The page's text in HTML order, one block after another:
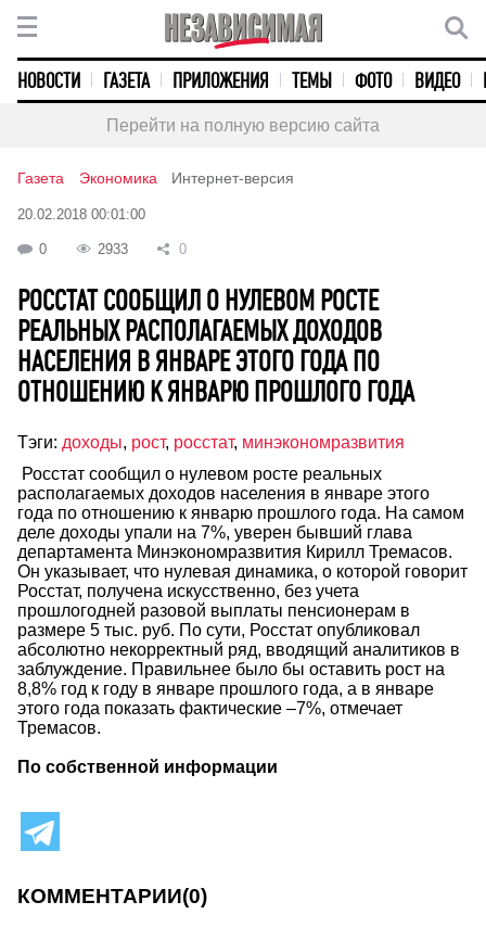
НОВОСТИ ГАЗЕТА ПРИЛОЖЕНИЯ ТЕМЫ ФОТО ВИДЕО
Перейти на полную версию сайта
Газета Экономика Интернет-версия
20.02.2018 00:01:00
0 2933 0
РОССТАТ СООБЩИЛ О НУЛЕВОМ РОСТЕ
РЕАЛЬНЫХ РАСПОЛАГАЕМЫХ ДОХОДОВ
НАСЕЛЕНИЯ В ЯНВАРЕ ЭТОГО ГОДА ПО
ОТНОШЕНИЮ К ЯНВАРЮ ПРОШЛОГО ГОДА
Тэги: доходы, рост, росстат, минэкономразвития
Росстат сообщил о нулевом росте реальных
располагаемых доходов населения в январе этого
года по отношению к январю прошлого года. На самом
деле доходы упали на 7%, уверен бывший глава
департамента Минэкономразвития Кирилл Тремасов.
Он указывает, что нулевая динамика, о которой говорит
Росстат, получена искусственно, без учета
прошлогодней разовой выплаты пенсионерам в
размере 5 тыс. руб. По сути, Росстат опубликовал
абсолютно некорректный ряд, вводящий аналитиков в
заблуждение. Правильнее было бы оставить рост на
8,8% год к году в январе прошлого года, а в январе
этого года показать фактические –7%, отмечает
Тремасов.
По собственной информации
КОММЕНТАРИИ(0)